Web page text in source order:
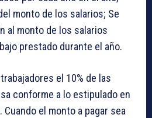
monto de los salarios; Se
al monto de los salarios
prestado durante el año.
el 10% de las
conforme a lo estipulado en
el monto a pagar sea